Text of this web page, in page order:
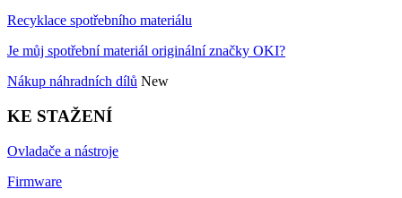
Recyklace spotřebního materiálu
Je můj spotřební materiál originální značky OKI?
Nákup náhradních dílů New
KE STAŽENÍ
Ovladače a nástroje
Firmware